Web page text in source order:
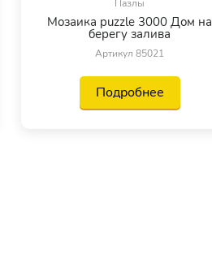
Пазлы
Мозаика puzzle 3000 Дом на
берегу залива
Артикул 85021
Подробнее